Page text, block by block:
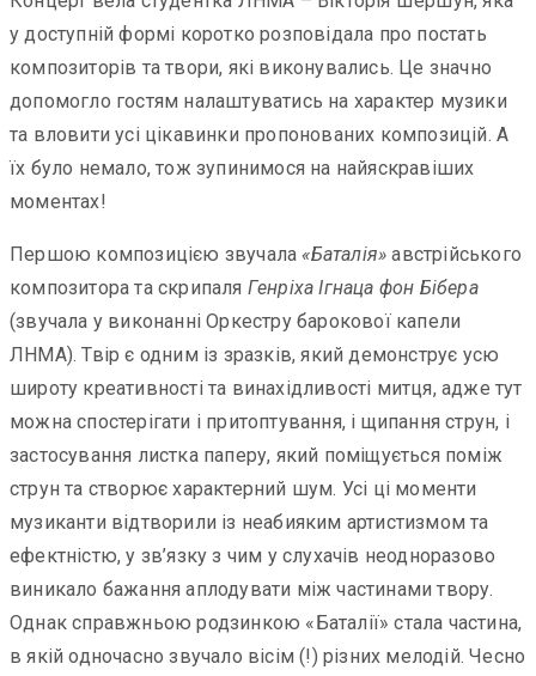
у доступній формі коротко розповідала про постать
композиторів та твори, які виконувались. Це значно
допомогло гостям налаштуватись на характер музики
та вловити усі цікавинки пропонованих композицій. А
їх було немало, тож зупинимося на найяскравіших
моментах!
Першою композицією звучала «Баталія» австрійського
композитора та скрипаля Генріха Ігнаца фон Бібера
(звучала у виконанні Оркестру барокової капели
ЛНМА). Твір є одним із зразків, який демонструє усю
широту креативності та винахідливості митця, адже тут
можна спостерігати і притоптування, і щипання струн, і
застосування листка паперу, який поміщується поміж
струн та створює характерний шум. Усі ці моменти
музиканти відтворили із неабияким артистизмом та
ефектністю, у зв’язку з чим у слухачів неодноразово
виникало бажання аплодувати між частинами твору.
Однак справжньою родзинкою «Баталії» стала частина,
в якій одночасно звучало вісім (!) різних мелодій. Чесно